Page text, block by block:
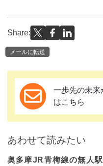
Share:
メールに転送
一歩先の未来
はこちら
あわせて読みたい
奥多摩JR青梅線の無人